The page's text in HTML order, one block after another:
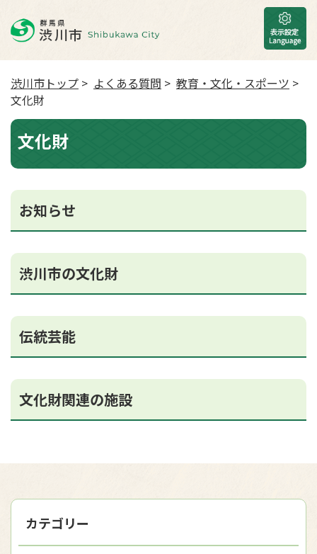
渋川市トップ > よくある質問 > 教育・文化・スポーツ >
文化財
文化財
お知らせ
渋川市の文化財
伝統芸能
文化財関連の施設
カテゴリー